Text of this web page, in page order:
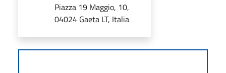
Piazza 19 Maggio, 10,
04024 Gaeta LT, Italia